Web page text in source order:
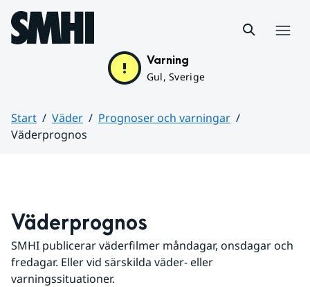
Hoppa till sidans innehåll
Varning
Gul, Sverige
Start Väder
Prognoser och varningar
Väderprognos
Väderprognos
SMHI publicerar väderfilmer måndagar, onsdagar och
fredagar. Eller vid särskilda väder- eller
varningssituationer.